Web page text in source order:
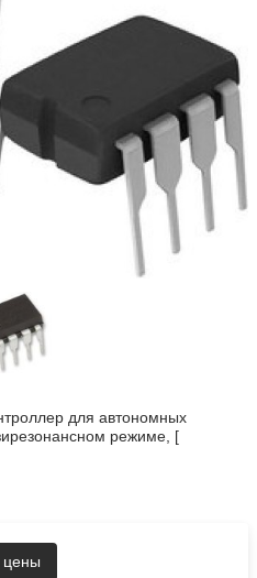
для автономных
режиме, [